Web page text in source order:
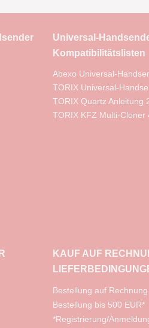
Universal-
Kompatibilitätslisten
Abexo Universal-
TORIX Universal-
TORIX Quartz Anleitung
TORIX KFZ Multi-Cloner
KAUF AUF
​Bestellung auf
Bestellung bis 500 EUR*
*Registrierung/